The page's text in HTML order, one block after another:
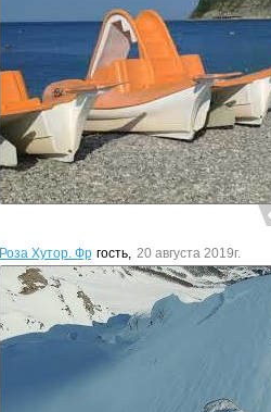
Роза Хутор. Фрирайд.
гость, 20 августа 2019г.